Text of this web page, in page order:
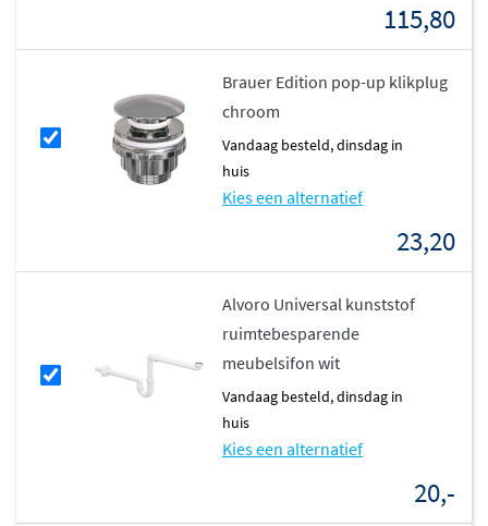
115,80
Brauer Edition pop-up klikplug
chroom
vandaag besteld, dinsdag in
huis
Kies een alternatief
23,20
Alvoro Universal kunststof
ruimtebesparende
meubelsifon wit
vandaag besteld, dinsdag in
huis
Kies een alternatief
20,-